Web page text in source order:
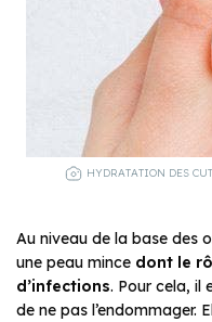
HYDRATATION DES
Au niveau de la base des
une peau mince dont le
d’infections. Pour cela, il
de ne pas l’endommager.